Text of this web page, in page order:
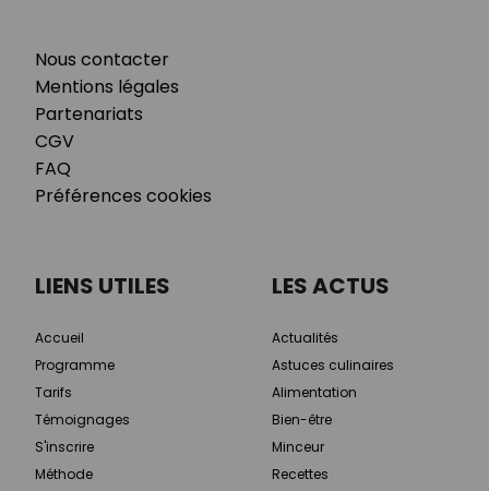
Nous contacter
Mentions légales
Partenariats
CGV
FAQ
Préférences cookies
LIENS UTILES
Accueil
Programme
Tarifs
Témoignages
S'inscrire
Méthode
LES ACTUS
Actualités
Astuces culinaires
Alimentation
Bien-être
Minceur
Recettes